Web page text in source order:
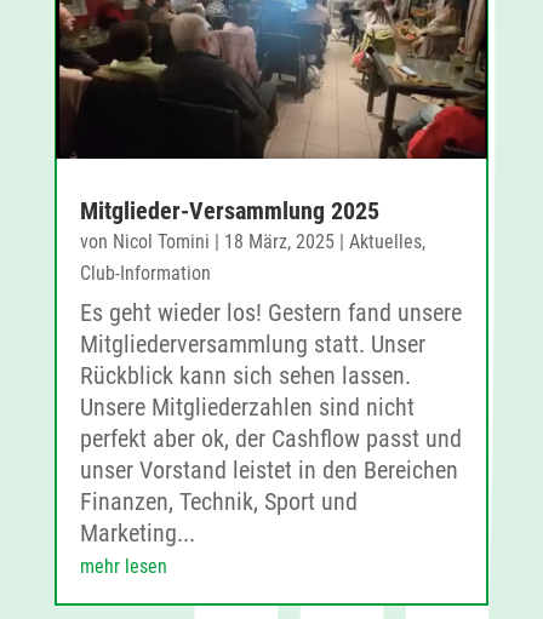
Mitglieder-Versammlung 2025
von Nicol Tomini | 18 März, 2025| Aktuelles,
Club-Information
Es geht wieder los! Gestern fand unsere
Mitgliederversammlung statt. Unser
Rückblick kann sich sehen lassen.
Unsere Mitgliederzahlen sind nicht
perfekt aber ok, der Cashflow passt und
unser Vorstand leistet in den Bereichen
Finanzen, Technik, Sport und
Marketing...
mehr lesen